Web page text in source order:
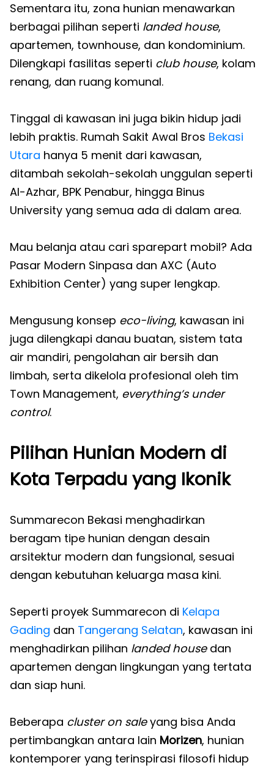
Sementara itu, zona hunian menawarkan
berbagai pilihan seperti landed house,
apartemen, townhouse, dan kondominium.
Dilengkapi fasilitas seperti club house, kolam
renang, dan ruang komunal.
Tinggal di kawasan ini juga bikin hidup jadi
lebih praktis. Rumah Sakit Awal Bros Bekasi
Utara hanya 5 menit dari kawasan,
ditambah sekolah-sekolah unggulan seperti
Al-Azhar, BPK Penabur, hingga Binus
University yang semua ada di dalam area.
Mau belanja atau cari sparepart mobil? Ada
Pasar Modern Sinpasa dan AXC (Auto
Exhibition Center) yang super lengkap.
Mengusung konsep eco-living, kawasan ini
juga dilengkapi danau buatan, sistem tata
air mandiri, pengolahan air bersih dan
limbah, serta dikelola profesional oleh tim
Town Management, everything’s under
control.
Pilihan Hunian Modern di
Kota Terpadu yang Ikonik
Summarecon Bekasi menghadirkan
beragam tipe hunian dengan desain
arsitektur modern dan fungsional, sesuai
dengan kebutuhan keluarga masa kini.
Seperti proyek Summarecon di Kelapa
Gading dan Tangerang Selatan, kawasan ini
menghadirkan pilihan landed house dan
apartemen dengan lingkungan yang tertata
dan siap huni.
Beberapa cluster on saleyang bisa Anda
pertimbangkan antara lain Morizen, hunian
kontemporer yang terinspirasi filosofi hidup